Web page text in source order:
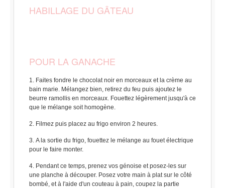
HABILLAGE DU GÂTEAU
POUR LA GANACHE
Faites fondre le chocolat noir en morceaux et la crème au
bain marie. Mélangez bien, retirez du feu puis ajoutez le
beurre ramollis en morceaux. Fouettez légèrement jusqu'à ce
que le mélange soit homogène.
Filmez puis placez au frigo environ 2 heures.
A la sortie du frigo, fouettez le mélange au fouet électrique
pour le faire monter.
Pendant ce temps, prenez vos génoise et posez-les sur
une planche à découper. Posez votre main à plat sur le côté
bombé, et à l'aide d'un couteau à pain, coupez la partie